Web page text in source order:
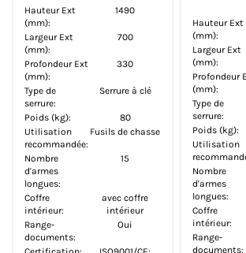
Hauteur Ext
(mm):
1490
Largeur Ext
(mm):
700
Profondeur Ext
(mm):
330
Type de
serrure:
Serrure à clé
Poids (kg):
80
Utilisation
recommandée:
Fusils de chasse
Nombre
d'armes
longues:
15
Coffre
intérieur:
avec coffre
intérieur
Range-
documents:
Oui
Hauteur Ext
(mm):
Largeur Ext
(mm):
Profondeur
(mm):
Type de
serrure:
Poids (kg):
Utilisation
Nombre
d'armes
longues:
Coffre
intérieur:
Range-
documents: